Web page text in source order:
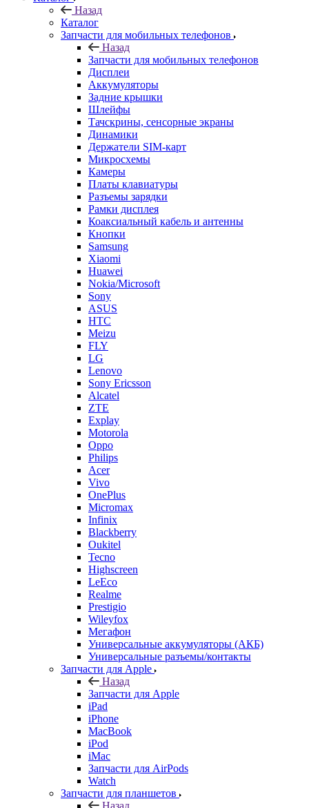
Запчасти для мобильных телефонов
Дисплеи
Аккумуляторы
Задние крышки
Шлейфы
Тачскрины, сенсорные экраны
Динамики
Держатели SIM-карт
Микросхемы
Камеры
Платы клавиатуры
Разъемы зарядки
Рамки дисплея
Коаксиальный кабель и антенны
Кнопки
Samsung
Xiaomi
Huawei
Nokia/Microsoft
Sony
ASUS
HTC
Meizu
FLY
LG
Lenovo
Sony Ericsson
Alcatel
ZTE
Explay
Motorola
Oppo
Philips
Acer
Vivo
OnePlus
Micromax
Infinix
Blackberry
Oukitel
Tecno
Highscreen
LeEco
Realme
Prestigio
Wileyfox
Мегафон
Универсальные аккумуляторы (АКБ)
Универсальные разъемы/контакты
Запчасти для Apple
Назад
Запчасти для Apple
iPad
iPhone
MacBook
iPod
iMac
Запчасти для AirPods
Watch
Запчасти для планшетов
Назад
Запчасти для планшетов
Дисплеи
Аккумуляторы
Шлейфы